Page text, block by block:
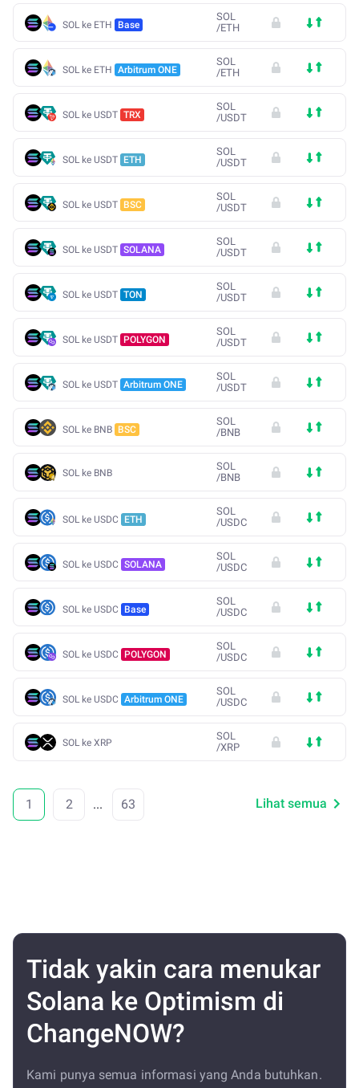
SOL ke ETH Base
SOL
/ETH
SOL ke ETH Arbitrum ONE
SOL
/ETH
SOL ke USDT TRX
SOL
/USDT
SOL ke USDT ETH
SOL
/USDT
SOL ke USDT BSC
SOL
/USDT
SOL ke USDT SOLANA
SOL
/USDT
SOL ke USDT TON
SOL
/USDT
SOL ke USDT POLYGON
SOL
/USDT
SOL ke USDT Arbitrum ONE
SOL
/USDT
SOL ke BNB BSC
SOL
/BNB
SOL ke BNB
SOL
/BNB
SOL ke USDC ETH
SOL
/USDC
SOL ke USDC SOLANA
SOL
/USDC
SOL ke USDC Base
SOL
/USDC
SOL ke USDC POLYGON
SOL
/USDC
SOL ke USDC Arbitrum ONE
SOL
/USDC
SOL ke XRP
SOL
/XRP
1 2 ... 63 Lihat semua
Tidak yakin cara menukar
Solana ke Optimism di
ChangeNOW?
Kami punya semua informasi yang Anda butuhkan.